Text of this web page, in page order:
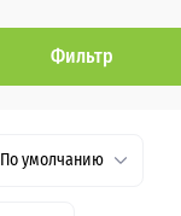
Фильтр
По умолчанию